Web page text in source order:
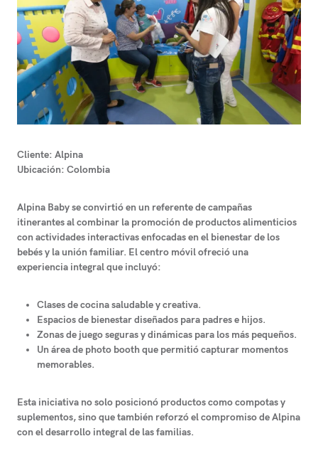
Cliente: Alpina
Ubicación: Colombia
Alpina Baby se convirtió en un referente de campañas
itinerantes al combinar la promoción de productos alimenticios
con actividades interactivas enfocadas en el bienestar de los
bebés y la unión familiar. El centro móvil ofreció una
experiencia integral que incluyó:
Clases de cocina saludable y creativa.
Espacios de bienestar diseñados para padres e hijos.
Zonas de juego seguras y dinámicas para los más pequeños.
Un área de photo booth que permitió capturar momentos
memorables.
Esta iniciativa no solo posicionó productos como compotas y
suplementos, sino que también reforzó el compromiso de Alpina
con el desarrollo integral de las familias.